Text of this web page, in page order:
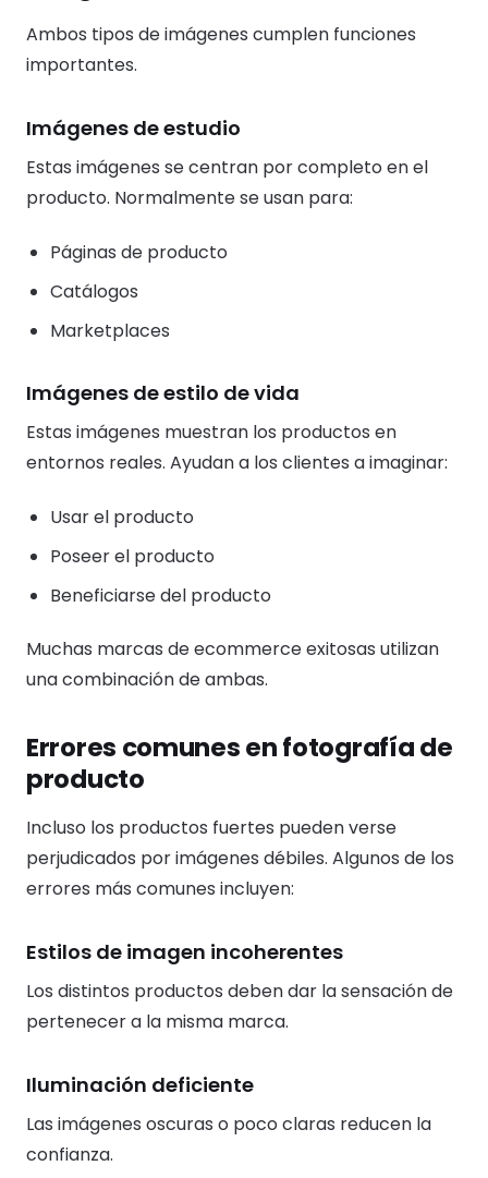
Ambos tipos de imágenes cumplen funciones
importantes.
Imágenes de estudio
Estas imágenes se centran por completo en el
producto. Normalmente se usan para:
Páginas de producto
Catálogos
Marketplaces
Imágenes de estilo de vida
Estas imágenes muestran los productos en
entornos reales. Ayudan a los clientes a imaginar:
Usar el producto
Poseer el producto
Beneficiarse del producto
Muchas marcas de ecommerce exitosas utilizan
una combinación de ambas.
Errores comunes en fotografía de
producto
Incluso los productos fuertes pueden verse
perjudicados por imágenes débiles. Algunos de los
errores más comunes incluyen:
Estilos de imagen incoherentes
Los distintos productos deben dar la sensación de
pertenecer a la misma marca.
Iluminación deficiente
Las imágenes oscuras o poco claras reducen la
confianza.